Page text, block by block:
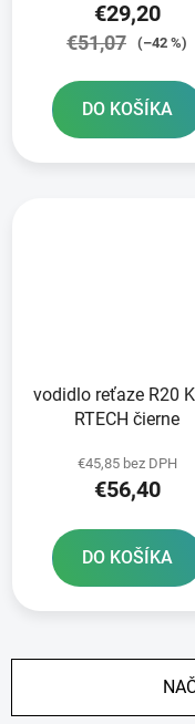
€29,20
€51,07 (–42 %)
DO KOŠÍKA
vodidlo reťaze R20
RTECH čierne
€45,85 bez DPH
€56,40
DO KOŠÍKA